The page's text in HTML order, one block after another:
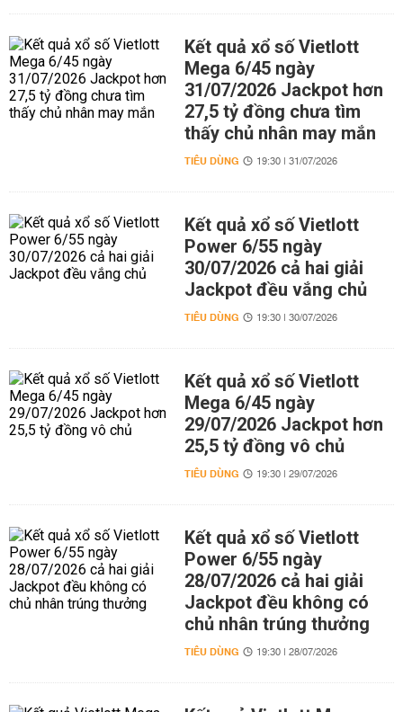
Kết quả xổ số Vietlott
Mega 6/45 ngày
31/07/2026 Jackpot hơn
27,5 tỷ đồng chưa tìm
thấy chủ nhân may mắn
TIÊU DÙNG 19:30 | 31/07/2026
Kết quả xổ số Vietlott
Power 6/55 ngày
30/07/2026 cả hai giải
Jackpot đều vắng chủ
TIÊU DÙNG 19:30 | 30/07/2026
Kết quả xổ số Vietlott
Mega 6/45 ngày
29/07/2026 Jackpot hơn
25,5 tỷ đồng vô chủ
TIÊU DÙNG 19:30 | 29/07/2026
Kết quả xổ số Vietlott
Power 6/55 ngày
28/07/2026 cả hai giải
Jackpot đều không có
chủ nhân trúng thưởng
TIÊU DÙNG 19:30 | 28/07/2026